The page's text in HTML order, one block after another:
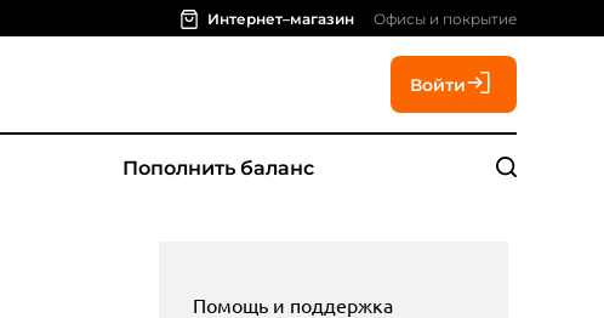
Интернет–магазин Офисы и покрытие
Войти
Пополнить баланс
Помощь и поддержка